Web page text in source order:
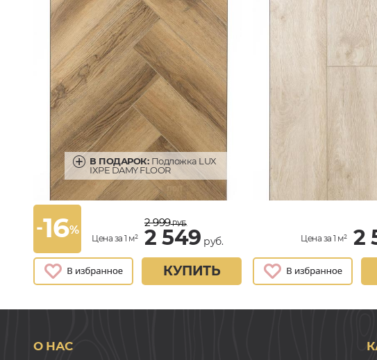
В ПОДАРОК: Подложка LUX
IXPE DAMY FLOOR
-16%
Цена за 1 м²
2 999РУБ.
2 549 руб.
КУПИТЬ
Цена за 1 м² 2
О НАС